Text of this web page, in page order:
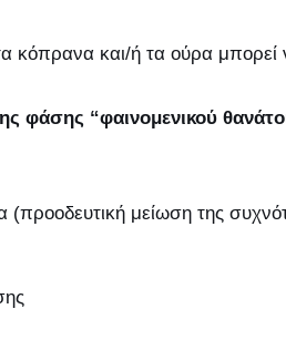
κόπρανα και/ή τα ούρα
φάσης “φαινομενικού
(προοδευτική μείωση της